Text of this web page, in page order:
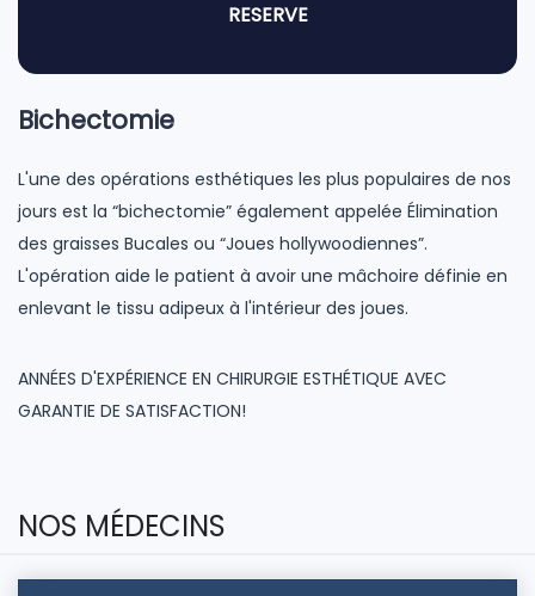
RESERVE
Bichectomie
L'une des opérations esthétiques les plus populaires de nos
jours est la “bichectomie” également appelée Élimination
des graisses Bucales ou “Joues hollywoodiennes”.
L'opération aide le patient à avoir une mâchoire définie en
enlevant le tissu adipeux à l'intérieur des joues.
ANNÉES D'EXPÉRIENCE EN CHIRURGIE ESTHÉTIQUE AVEC
GARANTIE DE SATISFACTION!
NOS MÉDECINS